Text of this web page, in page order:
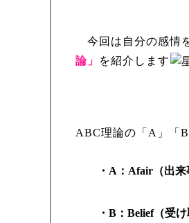
今回は自分の感情
論」
を紹介します
ABC理論の「 A 」「 B
・A ： Afair （出来
・B ： Belief（受け